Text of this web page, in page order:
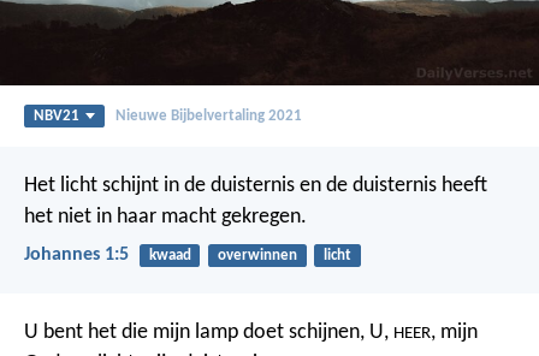
NBV21 Nieuwe Bijbelvertaling 2021
Het licht schijnt in de duisternis en de duisternis heeft
het niet in haar macht gekregen.
Johannes 1:5 kwaad overwinnen licht
U bent het die mijn lamp doet schijnen, U, HEER, mijn